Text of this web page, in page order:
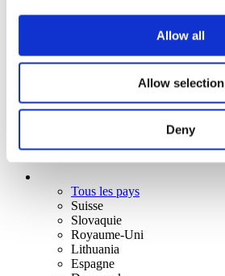
Allow all
Allow selection
Deny
Tous les pays
Suisse
Slovaquie
Royaume-Uni
Lithuania
Espagne